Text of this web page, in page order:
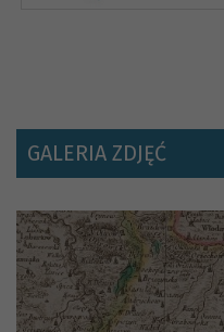
GALERIA ZDJĘĆ